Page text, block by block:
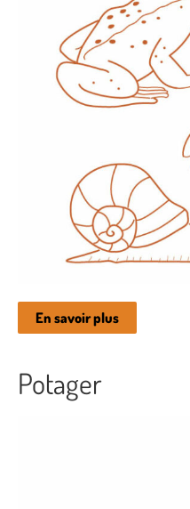
En savoir plus
Potager